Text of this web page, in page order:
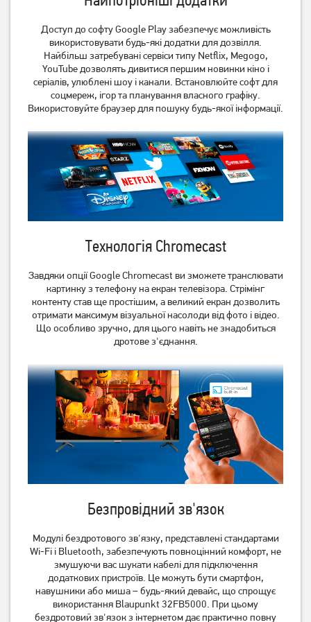
Телевізор LG
43NANO766QA 43"
грн
18 479грн
Телевізор Setup 24HSF30
4 499грн
50UGN18ST2 Smart TV WiFi
(Офіційний GOOGLE)
грн
12 489грн
32HGN18ST2 Smart TV WiFi
(Офіційний GOOGLE)
7 619грн
6 089грн
Телевізор Romsat
43FGN18ST2 Smart TV WiFi
(Офіційний GOOGLE)
11 689грн
Телевізор Philips
55OLED819/12
93 549грн
Доступ до софту Google Play забезпечує можливість
використовувати будь-які додатки для дозвілля.
Найбільш затребувані сервіси типу Netflix, Megogо,
YouTube дозволять дивитися першим новинки кіно і
серіалів, улюблені шоу і канали. Встановлюйте софт для
соцмереж, ігор та планування власного графіку.
Використовуйте браузер для пошуку будь-якої інформації.
Технологія Chromecast
Завдяки опції Google Chromecast ви зможете транслювати
картинку з телефону на екран телевізора. Стрімінг
контенту став ще простішим, а великий екран дозволить
отримати максимум візуальної насолоди від фото і відео.
Що особливо зручно, для цього навіть не знадобиться
дротове з'єднання.
Безпровідний зв'язок
Модулі бездротового зв'язку, представлені стандартами
Wi-Fi і Bluetooth, забезпечують повноцінний комфорт, не
змушуючи вас шукати кабелі для підключення
додаткових пристроїв. Це можуть бути смартфон,
навушники або миша – будь-який девайс, що спрощує
використання Blaupunkt 32FB5000. При цьому
бездротовий зв'язок з інтернетом дає практично повну